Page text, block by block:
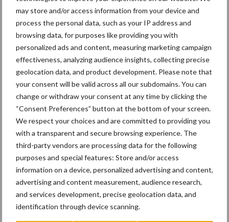
may store and/or access information from your device and
process the personal data, such as your IP address and
browsing data, for purposes like providing you with
personalized ads and content, measuring marketing campaign
effectiveness, analyzing audience insights, collecting precise
geolocation data, and product development. Please note that
your consent will be valid across all our subdomains. You can
change or withdraw your consent at any time by clicking the
“Consent Preferences” button at the bottom of your screen.
We respect your choices and are committed to providing you
with a transparent and secure browsing experience. The
third-party vendors are processing data for the following
purposes and special features: Store and/or access
information on a device, personalized advertising and content,
advertising and content measurement, audience research,
and services development, precise geolocation data, and
identification through device scanning.
Engcon lanceert EC02 Basic
"Universele componenten en
hufterproof"
Rototilt introduceert
draaikantelstukken in drie nieuwe
landen